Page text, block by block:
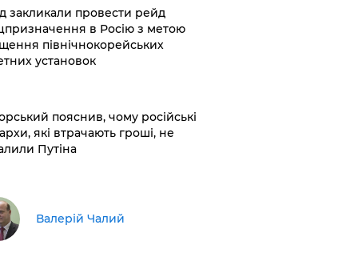
закликали провести рейд
в Росію з метою
північнокорейських
установок
пояснив, чому російські
які втрачають гроші, не
Путіна
Валерій Чалий